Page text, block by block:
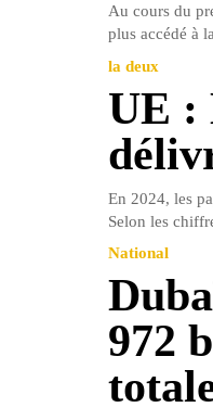
Au cours du
plus accédé à
la deux
UE :
En 2024, les
Selon les
National
972